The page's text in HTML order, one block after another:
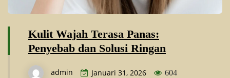
Kulit Wajah Terasa Panas:
Penyebab dan Solusi Ringan
admin Januari 31, 2026 604